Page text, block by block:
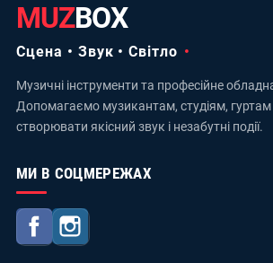
MUZBOX
Сцена • Звук • Світло
Музичні інструменти та професійне
Допомагаємо музикантам, студіям, гуртам
створювати якісний звук і незабутні події.
МИ В СОЦМЕРЕЖАХ
Facebook